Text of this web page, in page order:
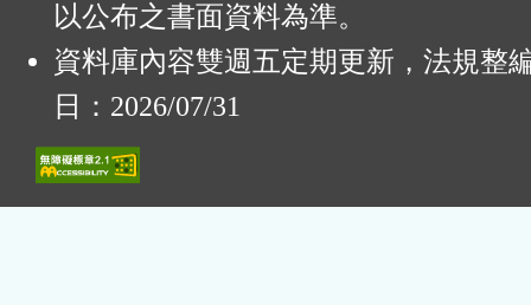
以公布之書面資料為準。
資料庫內容雙週五定期更新，法規整
日：2026/07/31